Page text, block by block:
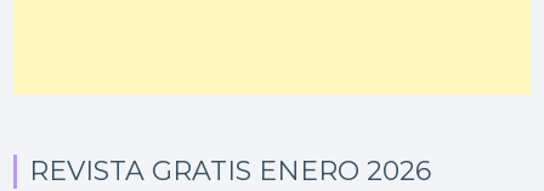
REVISTA GRATIS ENERO 2026